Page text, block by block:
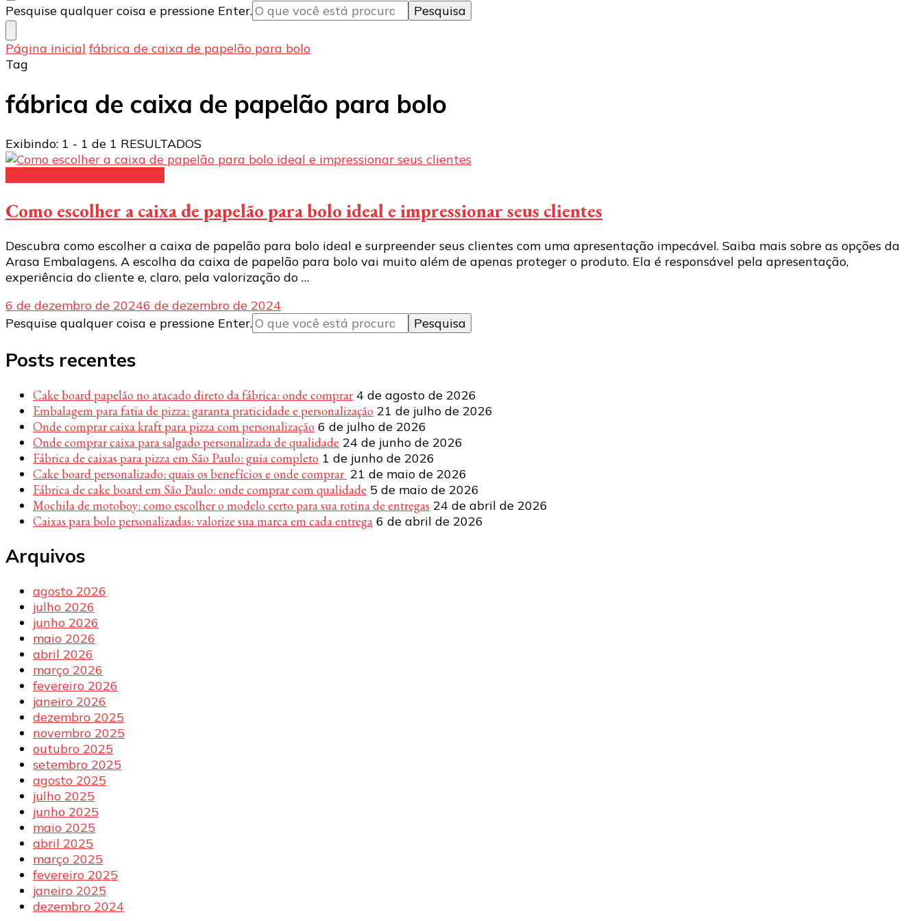
Procurando
algo?
Pesquise qualquer coisa e pressione Enter.
Página inicial fábrica de caixa de papelão para bolo
Tag
fábrica de caixa de papelão para bolo
Exibindo: 1 - 1 de 1 RESULTADOS
Como escolher a caixa de papelão para bolo ideal e impressionar seus clientes
Descubra como escolher a caixa de papelão para bolo ideal e surpreender seus clientes com uma apresentação impecável. Saiba mais sobre as opções da
Arasa Embalagens. A escolha da caixa de papelão para bolo vai muito além de apenas proteger o produto. Ela é responsável pela apresentação,
experiência do cliente e, claro, pela valorização do …
6 de dezembro de 20246 de dezembro de 2024
Procurando
Pesquise qualquer coisa e pressione Enter.
Posts recentes
Cake board papelão no atacado direto da fábrica: onde comprar 4 de agosto de 2026
Embalagem para fatia de pizza: garanta praticidade e personalização 21 de julho de 2026
Onde comprar caixa kraft para pizza com personalização 6 de julho de 2026
Onde comprar caixa para salgado personalizada de qualidade 24 de junho de 2026
Fábrica de caixas para pizza em São Paulo: guia completo 1 de junho de 2026
Cake board personalizado: quais os benefícios e onde comprar 21 de maio de 2026
Fábrica de cake board em São Paulo: onde comprar com qualidade 5 de maio de 2026
Mochila de motoboy: como escolher o modelo certo para sua rotina de entregas 24 de abril de 2026
Caixas para bolo personalizadas: valorize sua marca em cada entrega 6 de abril de 2026
Arquivos
agosto 2026
julho 2026
junho 2026
maio 2026
abril 2026
março 2026
fevereiro 2026
janeiro 2026
dezembro 2025
novembro 2025
outubro 2025
setembro 2025
agosto 2025
julho 2025
junho 2025
maio 2025
abril 2025
março 2025
fevereiro 2025
janeiro 2025
dezembro 2024